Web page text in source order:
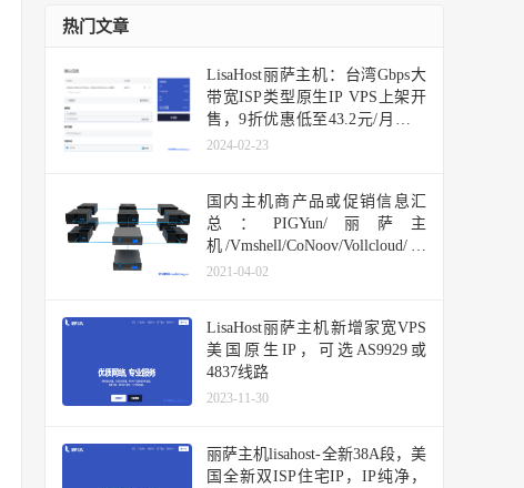
热门文章
LisaHost丽萨主机：台湾Gbps大
带宽ISP类型原生IP VPS上架开
售，9折优惠低至43.2元/月，年
付款366元，推荐作为落地机用
2024-02-23
国内主机商产品或促销信息汇
总：PIGYun/丽萨主
机/Vmshell/CoNoov/Vollcloud/快
快网络/六六云/易探云/云米科技
2021-04-02
LisaHost丽萨主机新增家宽VPS
美国原生IP，可选AS9929或
4837线路
2023-11-30
丽萨主机lisahost-全新38A段，美
国全新双ISP住宅IP，IP纯净，